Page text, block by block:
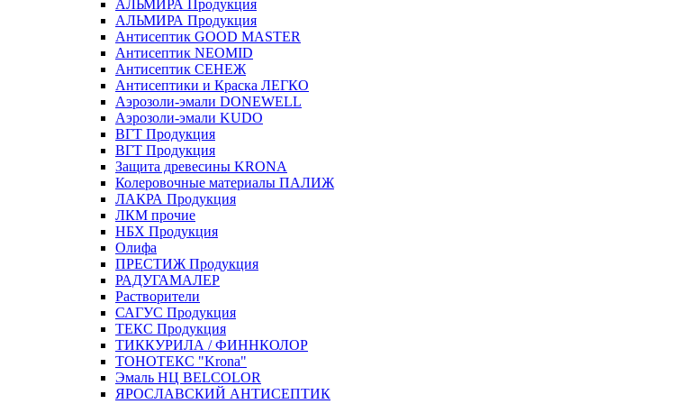
АЛЬМИРА Продукция
АЛЬМИРА Продукция
Антисептик GOOD MASTER
Антисептик NEOMID
Антисептик СЕНЕЖ
Антисептики и Краска ЛЕГКО
Аэрозоли-эмали DONEWELL
Аэрозоли-эмали KUDO
ВГТ Продукция
ВГТ Продукция
Защита древесины KRONA
Колеровочные материалы ПАЛИЖ
ЛАКРА Продукция
ЛКМ прочие
НБХ Продукция
Олифа
ПРЕСТИЖ Продукция
РАДУГАМАЛЕР
Растворители
САГУС Продукция
ТЕКС Продукция
ТИККУРИЛА / ФИННКОЛОР
ТОНОТЕКС "Krona"
Эмаль НЦ BELCOLOR
ЯРОСЛАВСКИЙ АНТИСЕПТИК